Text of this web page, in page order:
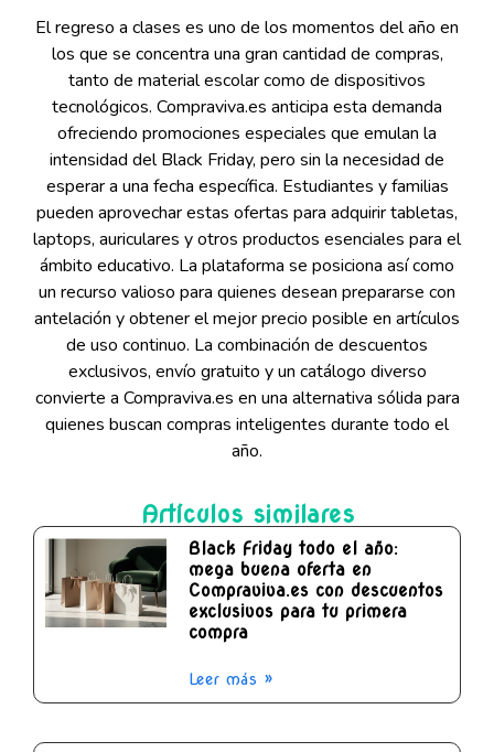
El regreso a clases es uno de los momentos del año en
los que se concentra una gran cantidad de compras,
tanto de material escolar como de dispositivos
tecnológicos. Compraviva.es anticipa esta demanda
ofreciendo promociones especiales que emulan la
intensidad del Black Friday, pero sin la necesidad de
esperar a una fecha específica. Estudiantes y familias
pueden aprovechar estas ofertas para adquirir tabletas,
laptops, auriculares y otros productos esenciales para el
ámbito educativo. La plataforma se posiciona así como
un recurso valioso para quienes desean prepararse con
antelación y obtener el mejor precio posible en artículos
de uso continuo. La combinación de descuentos
exclusivos, envío gratuito y un catálogo diverso
convierte a Compraviva.es en una alternativa sólida para
quienes buscan compras inteligentes durante todo el
año.
Artículos similares
Black Friday todo el año:
mega buena oferta en
Compraviva.es con descuentos
exclusivos para tu primera
compra
Leer más »